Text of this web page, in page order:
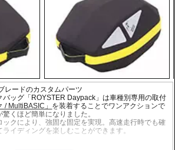
レードのカスタムパーツ
バッグ「ROYSTER Daypack」は車種別専用の取付
/ MultiBASIC」 を装着することでワンアクションで
くほど簡単になりました。
ックにより、強固な固定を実現。高速走行時でも確
イディングを楽しむことができます。